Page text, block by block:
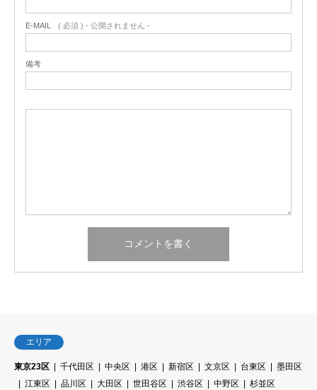
E-MAIL ( 必須 ) - 公開されません -
備考
エリア
東京23区 千代田区 中央区 港区 新宿区 文京区 台東区
墨田区
江東区
品川区 大田区 世田谷区 渋谷区 中野区
杉並区